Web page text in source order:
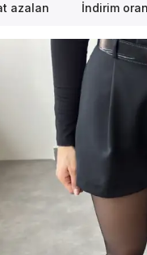
azalan İndirim